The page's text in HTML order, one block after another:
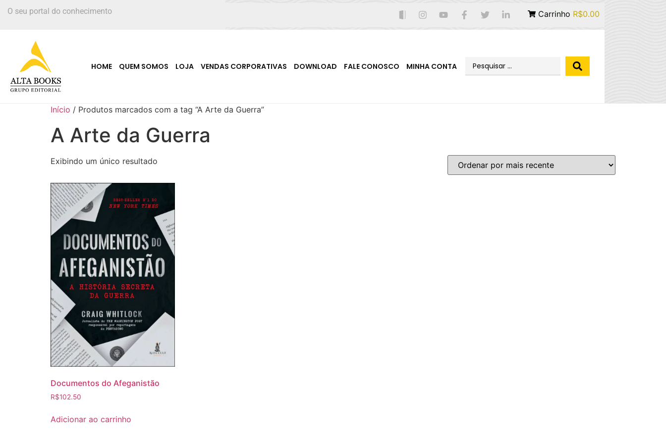
O seu portal do conhecimento Carrinho R$0.00
HOME QUEM SOMOS LOJA VENDAS CORPORATIVAS DOWNLOAD FALE CONOSCO MINHA CONTA
Início / Produtos marcados com a tag “A Arte da Guerra”
A Arte da Guerra
Exibindo um único resultado
Documentos do Afeganistão
R$102.50
Adicionar ao carrinho